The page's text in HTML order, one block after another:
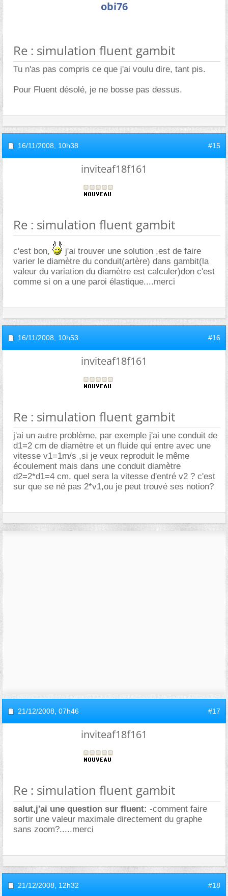
obi76
Re : simulation fluent gambit
Tu n'as pas compris ce que j'ai voulu dire, tant pis.
Pour Fluent désolé, je ne bosse pas dessus.
16/11/2008, 10h38 #15
inviteaf18f161
Re : simulation fluent gambit
c'est bon,
j'ai trouver une solution ,est de faire
varier le diamètre du conduit(artère) dans gambit(la
valeur du variation du diamètre est calculer)don c'est
comme si on a une paroi élastique....merci
16/11/2008, 10h53 #16
inviteaf18f161
Re : simulation fluent gambit
j'ai un autre problème, par exemple j'ai une conduit de
d1=2 cm de diamètre et un fluide qui entre avec une
vitesse v1=1m/s ,si je veux reproduit le même
écoulement mais dans une conduit diamètre
d2=2*d1=4 cm, quel sera la vitesse d'entré v2 ? c'est
sur que se né pas 2*v1,ou je peut trouvé ses notion?
21/12/2008, 07h46 #17
inviteaf18f161
Re : simulation fluent gambit
salut,j'ai une question sur fluent: -comment faire
sortir une valeur maximale directement du graphe
sans zoom?.....merci
21/12/2008, 12h32 #18